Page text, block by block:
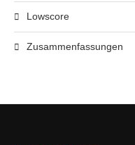
Lowscore
Zusammenfassungen